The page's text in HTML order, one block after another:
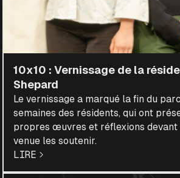
10x10 : Vernissage de la
Shepard
Le vernissage a marqué la fin du
semaines des résidents, qui ont
propres œuvres et réflexions devant
venue les soutenir.
LIRE